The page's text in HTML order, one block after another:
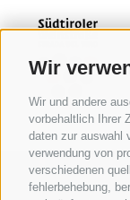
Wir
Wir und andere
vorbehaltlich Ihrer
daten zur auswahl
verwendung von
verschiedenen
fehlerbehebung,